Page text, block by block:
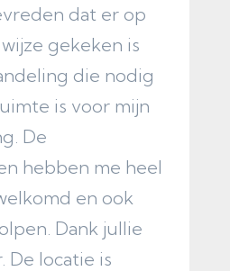
dat er op
gekeken is
die nodig
is voor mijn
De
hebben me heel
en ook
Dank jullie
De locatie is